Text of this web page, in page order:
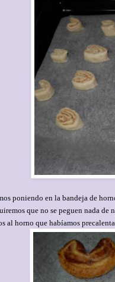
poniendo en la bandeja de
que no se peguen nada de
al horno que habíamos